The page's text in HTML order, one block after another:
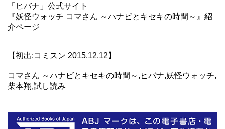
「ヒバナ」公式サイト
『妖怪ウォッチ コマさん ～ハナビとキセキの時間～』紹
介ページ
【初出:コミスン 2015.12.12】
コマさん ～ハナビとキセキの時間～,ヒバナ,妖怪ウォッチ,
柴本翔,試し読み